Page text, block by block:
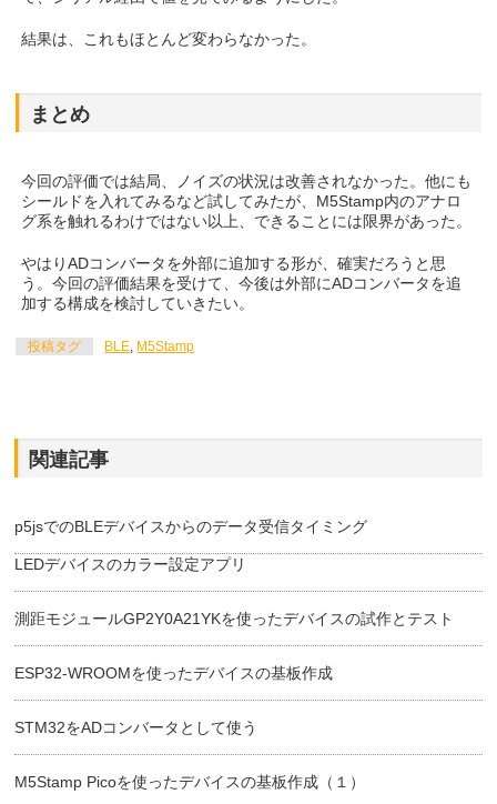
結果は、これもほとんど変わらなかった。
まとめ
今回の評価では結局、ノイズの状況は改善されなかった。他にも
シールドを入れてみるなど試してみたが、M5Stamp内のアナロ
グ系を触れるわけではない以上、できることには限界があった。
やはりADコンバータを外部に追加する形が、確実だろうと思
う。今回の評価結果を受けて、今後は外部にADコンバータを追
加する構成を検討していきたい。
投稿タグ BLE, M5Stamp
関連記事
p5jsでのBLEデバイスからのデータ受信タイミング
LEDデバイスのカラー設定アプリ
測距モジュールGP2Y0A21YKを使ったデバイスの試作とテスト
ESP32-WROOMを使ったデバイスの基板作成
STM32をADコンバータとして使う
M5Stamp Picoを使ったデバイスの基板作成（１）